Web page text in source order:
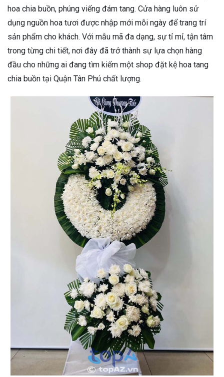
hoa chia buồn, phúng viếng đám tang. Cửa hàng luôn sử
dụng nguồn hoa tươi được nhập mới mỗi ngày để trang trí
sản phẩm cho khách. Với mẫu mã đa dạng, sự tỉ mỉ, tận tâm
trong từng chi tiết, nơi đây đã trở thành sự lựa chọn hàng
đầu cho những ai đang tìm kiếm một shop đặt kệ hoa tang
chia buồn tại Quận Tân Phú chất lượng.